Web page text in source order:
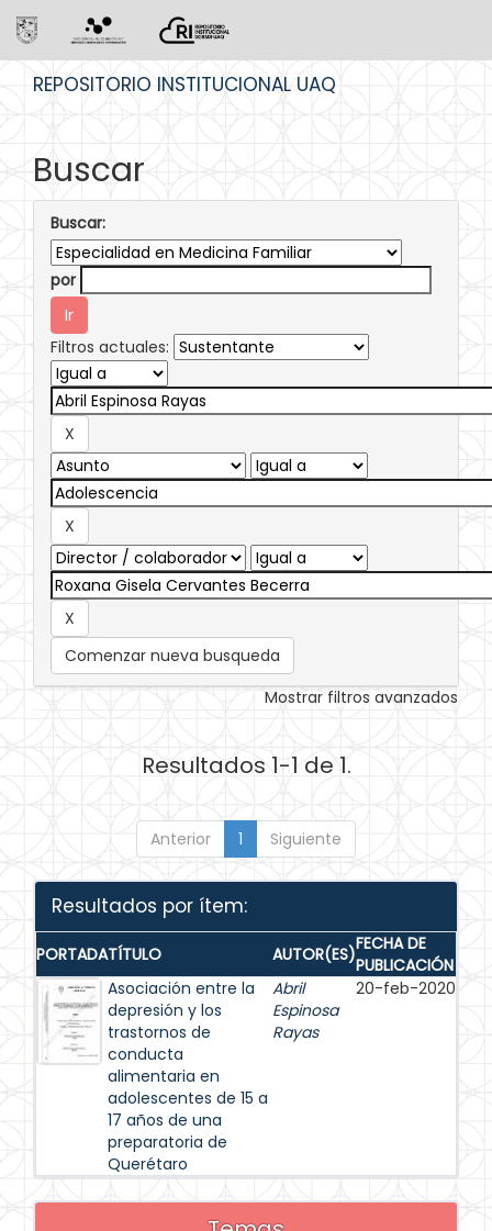
REPOSITORIO INSTITUCIONAL UAQ
Buscar
Buscar:
por
Filtros actuales:
Comenzar nueva busqueda
Mostrar filtros avanzados
Resultados 1-1 de 1.
Anterior 1 Siguiente
Resultados por ítem:
PORTADATÍTULO AUTOR(ES)FECHA DE
PUBLICACIÓN
Asociación entre la
depresión y los
trastornos de
conducta
alimentaria en
adolescentes de 15 a
17 años de una
preparatoria de
Querétaro
Abril
Espinosa
Rayas
20-feb-2020